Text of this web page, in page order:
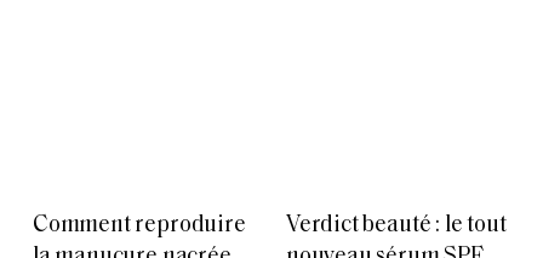
Comment reproduire
Verdict beauté : le tout